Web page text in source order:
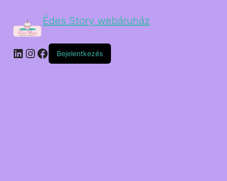
Édes Story webáruház
Bejelentkezés